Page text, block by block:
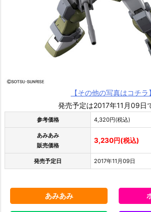
【その他の写真はコチラ】
発売予定は2017年11月09日
参考価格 4,320円(税込)
あみあみ
販売価格
3,230円(税込)
発売予定日 2017年11月09日
あみあみ